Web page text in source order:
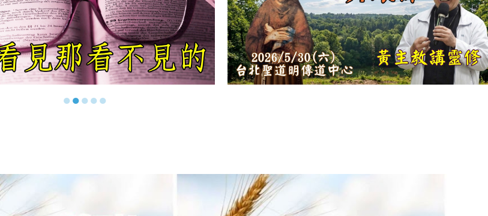
【信仰之旅】第
十二集：「聖
母、聖人」—高
樂祈 修女
【信仰之旅】第
●●●●●